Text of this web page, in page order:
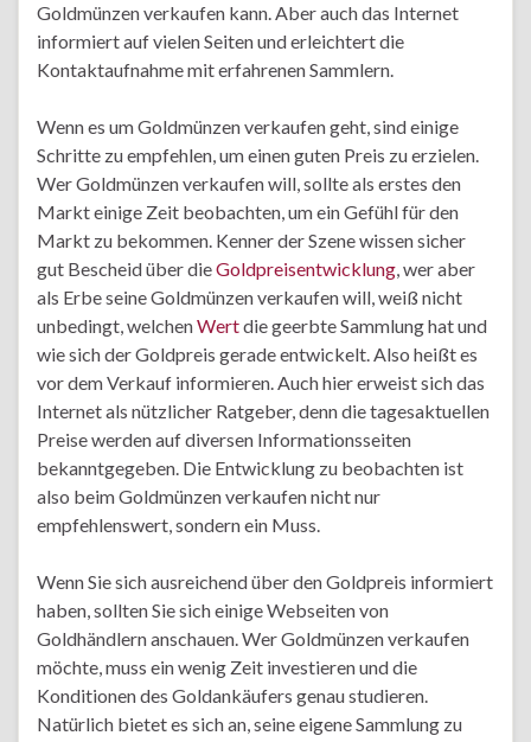
Goldmünzen verkaufen kann. Aber auch das Internet
informiert auf vielen Seiten und erleichtert die
Kontaktaufnahme mit erfahrenen Sammlern.
Wenn es um Goldmünzen verkaufen geht, sind einige
Schritte zu empfehlen, um einen guten Preis zu erzielen.
Wer Goldmünzen verkaufen will, sollte als erstes den
Markt einige Zeit beobachten, um ein Gefühl für den
Markt zu bekommen. Kenner der Szene wissen sicher
gut Bescheid über dieGoldpreisentwicklung, wer aber
als Erbe seine Goldmünzen verkaufen will, weiß nicht
unbedingt, welchenWertdie geerbte Sammlung hat und
wie sich der Goldpreis gerade entwickelt. Also heißt es
vor dem Verkauf informieren. Auch hier erweist sich das
Internet als nützlicher Ratgeber, denn die tagesaktuellen
Preise werden auf diversen Informationsseiten
bekanntgegeben. Die Entwicklung zu beobachten ist
also beim Goldmünzen verkaufen nicht nur
empfehlenswert, sondern ein Muss.
Wenn Sie sich ausreichend über den Goldpreis informiert
haben, sollten Sie sich einige Webseiten von
Goldhändlern anschauen. Wer Goldmünzen verkaufen
möchte, muss ein wenig Zeit investieren und die
Konditionen des Goldankäufers genau studieren.
Natürlich bietet es sich an, seine eigene Sammlung zu